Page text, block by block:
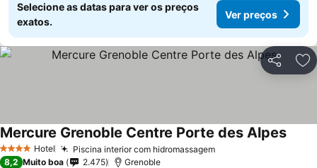
Selecione as datas para ver os preços
exatos.
Ver preços
Partilhar
4 EstrelasHotel Piscina interior com hidromassagemVer preços
Mercure Grenoble Centre Porte des AlpesVer
8,2 Muito boa 2.475 Grenoble